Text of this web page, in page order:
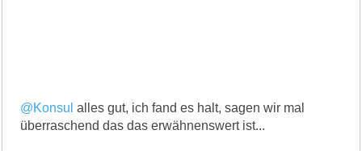
@Konsul alles gut, ich fand es halt, sagen wir mal
überraschend das das erwähnenswert ist...